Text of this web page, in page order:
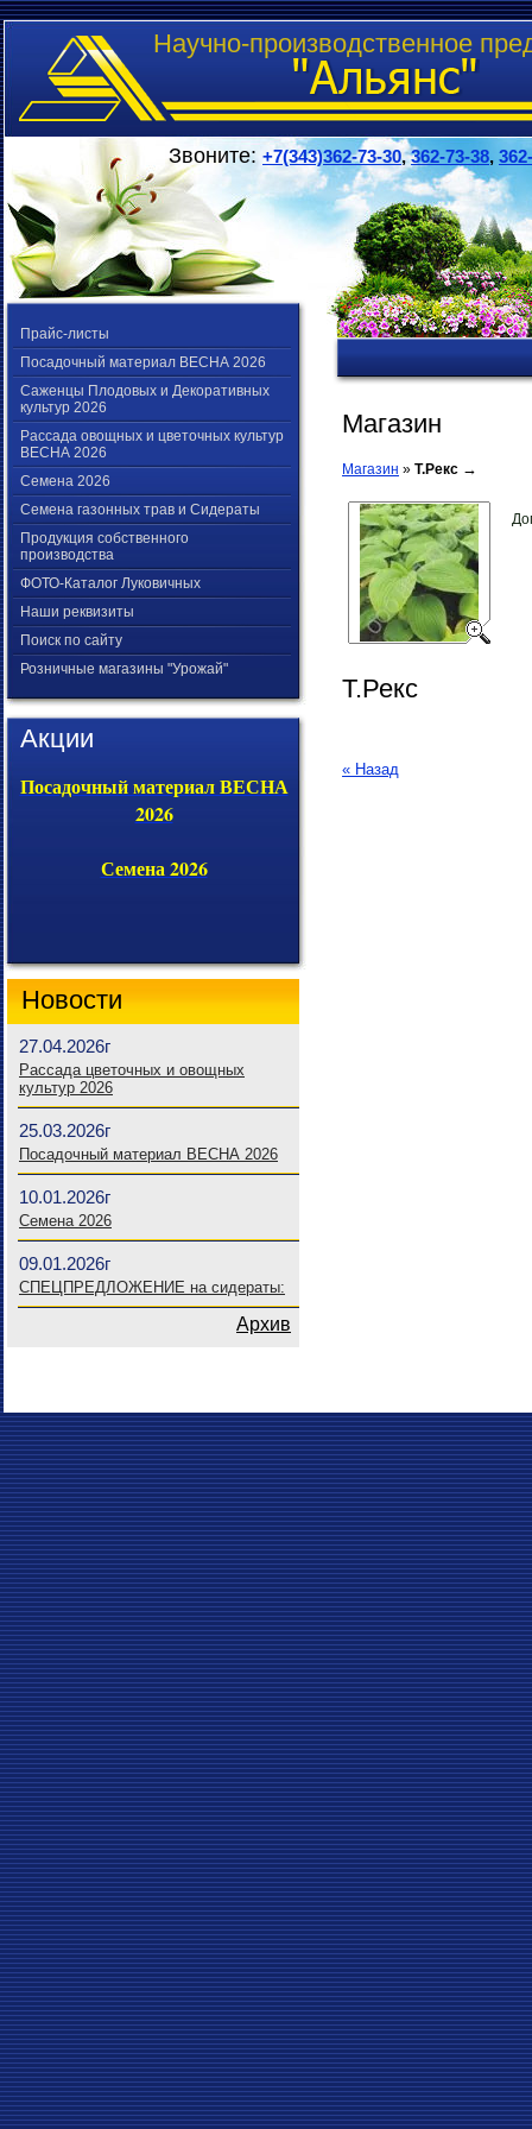
Научно-производственное
Звоните: +7(343)362-73-30,362-73-38,
Прайс-листы
Посадочный материал ВЕСНА 2026
Саженцы Плодовых и Декоративных
культур 2026
Рассада овощных и цветочных культур
ВЕСНА 2026
Семена 2026
Семена газонных трав и Сидераты
Продукция собственного
производства
ФОТО-Каталог Луковичных
Наши реквизиты
Поиск по сайту
Розничные магазины "Урожай"
Акции
Посадочный материал ВЕСНА
2026
Семена 2026
Новости
27.04.2026г
Рассада цветочных и овощных
культур 2026
25.03.2026г
Посадочный материал ВЕСНА 2026
10.01.2026г
Семена 2026
09.01.2026г
СПЕЦПРЕДЛОЖЕНИЕ на сидераты:
Архив
Магазин
Магазин » Т.Рекс →
Т.Рекс
« Назад